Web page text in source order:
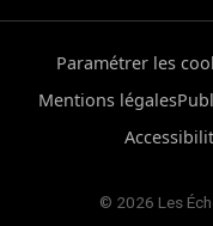
Paramétrer les
Mentions légales
© 2026 Les